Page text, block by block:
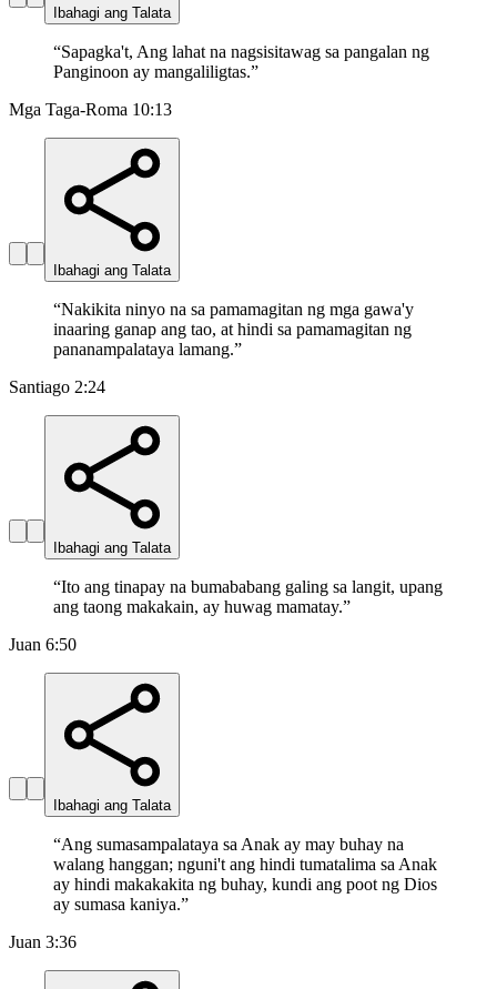
Ibahagi ang Talata
“Sapagka't, Ang lahat na nagsisitawag sa pangalan ng
Panginoon ay mangaliligtas.”
Mga Taga-Roma 10:13
Ibahagi ang Talata
“Nakikita ninyo na sa pamamagitan ng mga gawa'y
inaaring ganap ang tao, at hindi sa pamamagitan ng
pananampalataya lamang.”
Santiago 2:24
Ibahagi ang Talata
“Ito ang tinapay na bumababang galing sa langit, upang
ang taong makakain, ay huwag mamatay.”
Juan 6:50
Ibahagi ang Talata
“Ang sumasampalataya sa Anak ay may buhay na
walang hanggan; nguni't ang hindi tumatalima sa Anak
ay hindi makakakita ng buhay, kundi ang poot ng Dios
ay sumasa kaniya.”
Juan 3:36